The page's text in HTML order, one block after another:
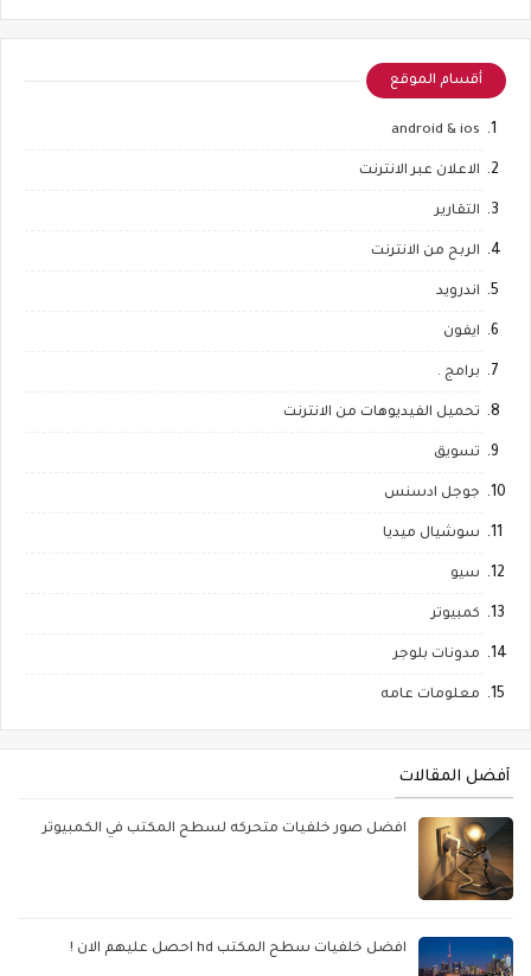
أقسام الموقع
android & ios
الاعلان عبر الانترنت
التقارير
الربح من الانترنت
اندرويد
ايفون
برامج .
تحميل الفيديوهات من الانترنت
تسويق
جوجل ادسنس
سوشيال ميديا
سيو
كمبيوتر
مدونات بلوجر
معلومات عامه
أفضل المقالات
افضل صور خلفيات متحركه لسطح المكتب في الكمبيوتر
افضل خلفيات سطح المكتب hd احصل عليهم الان !